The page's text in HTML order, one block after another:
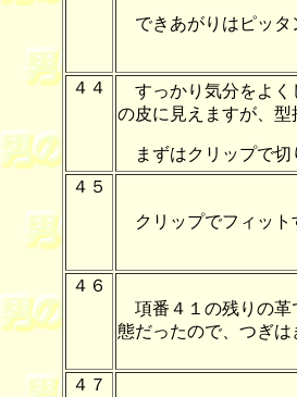
できあがりはピッタ
４４
すっかり気分をよく
の皮に見えますが、型
まずはクリップで切
４５
クリップでフィット
４６
項番４１の残りの革
態だったので、つぎは
４７